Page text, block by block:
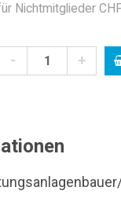
Nichtmitglieder
- +